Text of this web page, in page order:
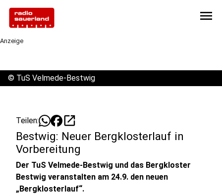
menu
Anzeige
© TuS Velmede-Bestwig
Teilen: open_in_new
Bestwig: Neuer Bergklosterlauf in
Vorbereitung
Der TuS Velmede-Bestwig und das Bergkloster
Bestwig veranstalten am 24.9. den neuen
„Bergklosterlauf“.